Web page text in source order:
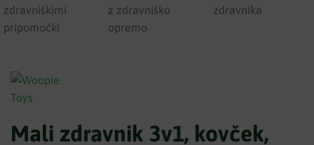
Mali zdravnik 3v1, kovček,